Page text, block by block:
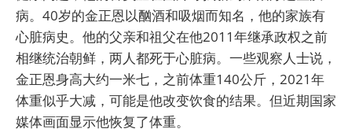
病。40岁的金正恩以酗酒和吸烟而知名，他的家族有
心脏病史。他的父亲和祖父在他2011年继承政权之前
相继统治朝鲜，两人都死于心脏病。一些观察人士说，
金正恩身高大约一米七，之前体重140公斤，2021年
体重似乎大减，可能是他改变饮食的结果。但近期国家
媒体画面显示他恢复了体重。